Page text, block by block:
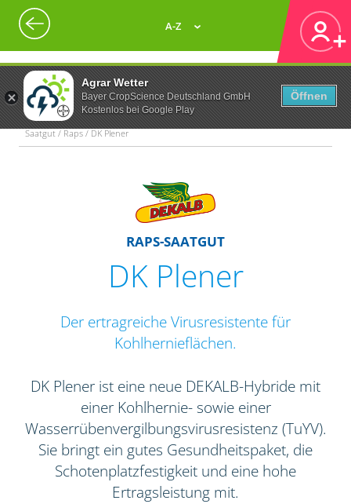
Agrar Wetter
Bayer CropScience Deutschland GmbH
Kostenlos bei Google Play
Öffnen
A-Z
Saatgut / Raps / DK Plener
RAPS-SAATGUT
DK Plener
Der ertragreiche Virusresistente für
Kohlhernieflächen.
DK Plener ist eine neue DEKALB-Hybride mit
einer Kohlhernie- sowie einer
Wasserrübenvergilbungsvirusresistenz (TuYV).
Sie bringt ein gutes Gesundheitspaket, die
Schotenplatzfestigkeit und eine hohe
Ertragsleistung mit.